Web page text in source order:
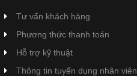
Tư vấn khách hàng
Phương thức thanh toán
Hỗ trợ kỹ thuật
Thông tin tuyển dụng nhân viên